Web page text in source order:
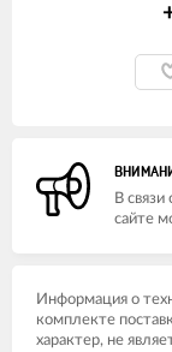
В
сайте
Информация о
комплекте
характер, не